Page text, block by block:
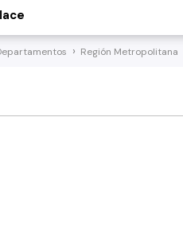
Región Metropolitana